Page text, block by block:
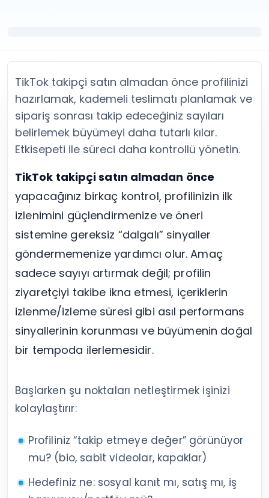
Tümünü Gör
YouTube Abone Satın Al
YouTube Beğeni Satın Al
YouTube İzlenme Satın Al
YouTube Yorum Satın Al
Tümünü Gör
Facebook
Facebook Beğeni Satın Al
Facebook Takipçi Satın Al
Facebook Yorum Satın Al
Facebook Video İzlenme Satın Al
Tümünü Gör
Facebook Araçları
Spotify Araçları
Telegram Araçları
Twitch Araçları
SoundCloud Araçları
Snapchat Araçları
Tümünü Gör
TikTok takipçi satın almadan önce profilinizi
hazırlamak, kademeli teslimatı planlamak ve
sipariş sonrası takip edeceğiniz sayıları
belirlemek büyümeyi daha tutarlı kılar.
Etkisepeti ile süreci daha kontrollü yönetin.
TikTok takipçi satın almadan önce
yapacağınız birkaç kontrol, profilinizin ilk
izlenimini güçlendirmenize ve öneri
sistemine gereksiz “dalgalı” sinyaller
göndermemenize yardımcı olur. Amaç
sadece sayıyı artırmak değil; profilin
ziyaretçiyi takibe ikna etmesi, içeriklerin
izlenme/izleme süresi gibi asıl performans
sinyallerinin korunması ve büyümenin doğal
bir tempoda ilerlemesidir.
Başlarken şu noktaları netleştirmek işinizi
kolaylaştırır:
Profiliniz “takip etmeye değer” görünüyor
mu? (bio, sabit videolar, kapaklar)
Hedefiniz ne: sosyal kanıt mı, satış mı, iş